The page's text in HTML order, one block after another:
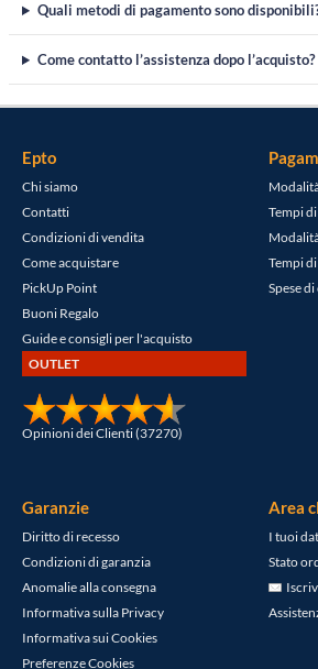
Quali metodi di pagamento sono
Come contatto l’assistenza dopo l’acquisto?
Epto
Chi siamo
Contatti
Condizioni di vendita
Come acquistare
PickUp Point
Buoni Regalo
Guide e consigli per l'acquisto
OUTLET
Opinioni dei Clienti (37270)
Tempi
Tempi
Spese
Garanzie
Diritto di recesso
Condizioni di garanzia
Anomalie alla consegna
Informativa sulla Privacy
Informativa sui Cookies
Preferenze Cookies
Area
I tuoi
Stato